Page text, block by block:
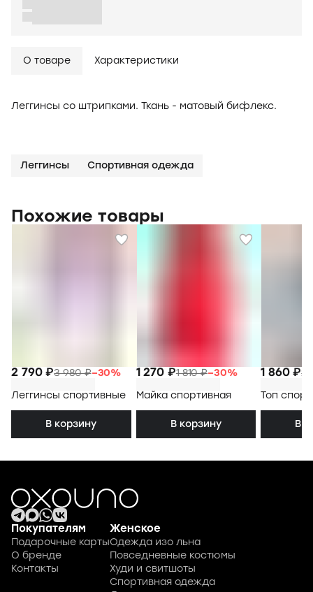
О товаре Характеристики
Леггинсы со штрипками. Ткань - матовый бифлекс.
Леггинсы Спортивная одежда
Похожие товары
2 790 ₽3 980 ₽−30%
Леггинсы спортивные
В корзину
1 270 ₽1 810 ₽−30%
Майка спортивная
В корзину
1 860 ₽2
Топ
В
Покупателям
Подарочные карты
О бренде
Контакты
Женское
Одежда изо льна
Повседневные костюмы
Худи и свитшоты
Спортивная одежда